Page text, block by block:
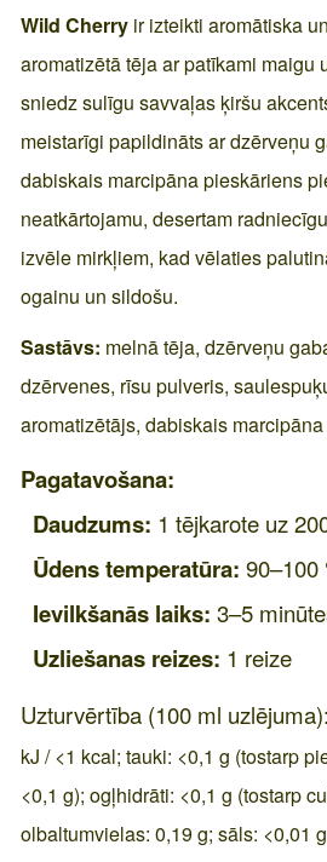
Wild Cherry ir izteikti aromātiska
aromatizētā tēja ar patīkami maigu
sniedz sulīgu savvaļas ķiršu
meistarīgi papildināts ar dzērveņu
dabiskais marcipāna pieskāriens
neatkārtojamu, desertam
izvēle mirkļiem, kad vēlaties
ogainu un sildošu.
Sastāvs: melnā tēja, dzērveņu
dzērvenes, rīsu pulveris,
aromatizētājs, dabiskais
Pagatavošana:
Daudzums: 1 tējkarote uz
Ūdens temperatūra: 90–100
Ievilkšanās laiks: 3–5
Uzliešanas reizes: 1 reize
Uzturvērtība (100 ml uzlējuma):
kJ / <1 kcal; tauki: <0,1 g (tostarp
<0,1 g); ogļhidrāti: <0,1 g (tostarp
olbaltumvielas: 0,19 g; sāls: <0,01